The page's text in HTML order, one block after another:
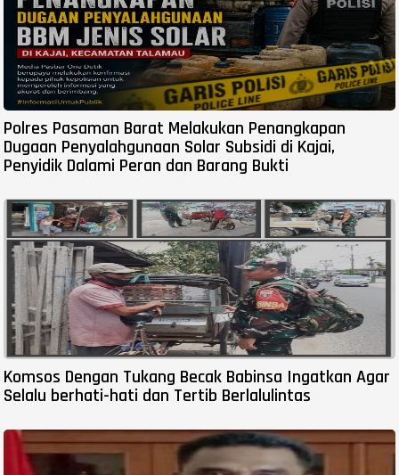
Polres Pasaman Barat Melakukan Penangkapan
Dugaan Penyalahgunaan Solar Subsidi di Kajai,
Penyidik Dalami Peran dan Barang Bukti
Komsos Dengan Tukang Becak Babinsa Ingatkan Agar
Selalu berhati-hati dan Tertib Berlalulintas